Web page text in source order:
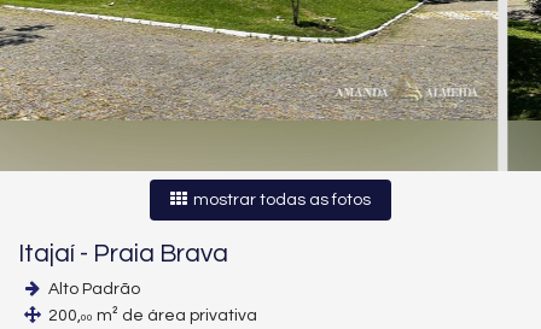
mostrar todas as fotos
Itajaí - Praia Brava
Alto Padrão
200,00 m² de área privativa